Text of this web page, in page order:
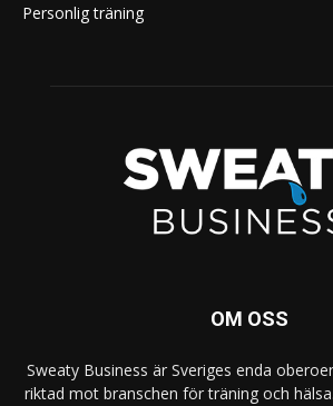
Personlig träning
OM OSS
Sweaty Business är Sveriges enda
riktad mot branschen för träning och